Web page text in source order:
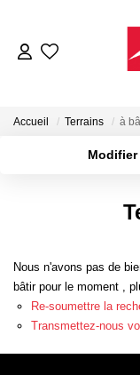
Accueil Terrains à
Budget max
Nous n'avons pas de
bâtir pour le moment ,
Re-soumettre la
Transmettez-nous